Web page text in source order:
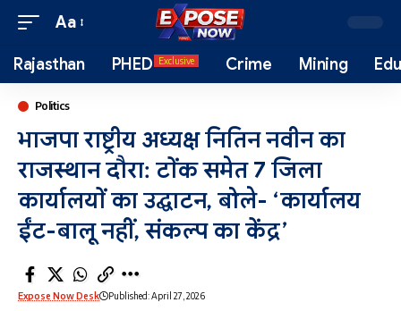
Aa
Rajasthan PHED Exclusive Crime Mining
Politics
भाजपा राष्ट्रीय अध्यक्ष नितिन नवीन का
राजस्थान दौरा: टोंक समेत 7 जिला
कार्यालयों का उद्घाटन, बोले- ‘कार्यालय
ईंट-बालू नहीं, संकल्प का केंद्र’
Expose Now Desk Published: April 27, 2026